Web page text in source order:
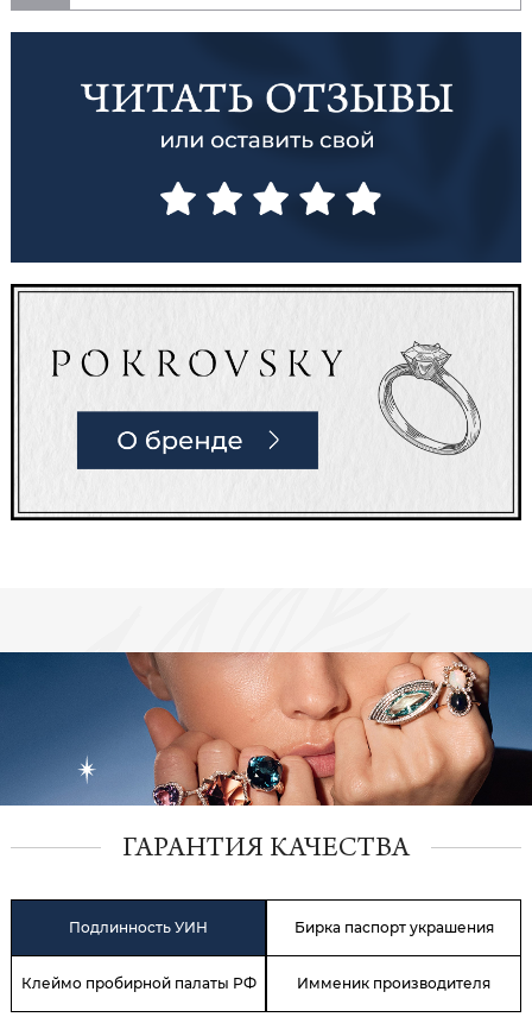
ГАРАНТИЯ КАЧЕСТВА
Подлинность УИН Бирка паспорт украшения
Клеймо пробирной палаты РФ Имменик производителя